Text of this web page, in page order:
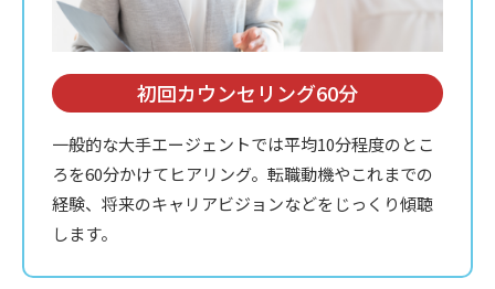
初回カウンセリング60分
一般的な大手エージェントでは平均10分程度のとこ
ろを60分かけてヒアリング。転職動機やこれまでの
経験、将来のキャリアビジョンなどをじっくり傾聴
します。